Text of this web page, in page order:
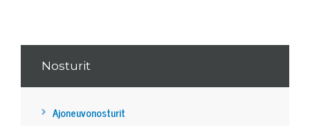
Nosturit
Ajoneuvonosturit